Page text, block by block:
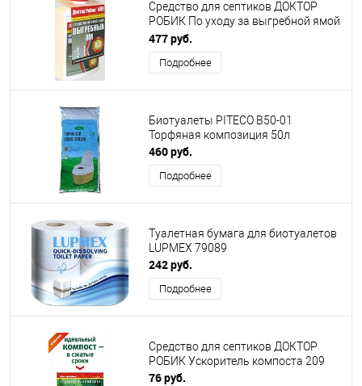
Средство для септиков ДОКТОР
РОБИК По уходу за выгребной ямой
409
477 руб.
Подробнее
Биотуалеты PITECO В50-01
Торфяная композиция 50л
460 руб.
Подробнее
Туалетная бумага для биотуалетов
LUPMEX 79089
242 руб.
Подробнее
Средство для септиков ДОКТОР
РОБИК Ускоритель компоста 209
76 руб.